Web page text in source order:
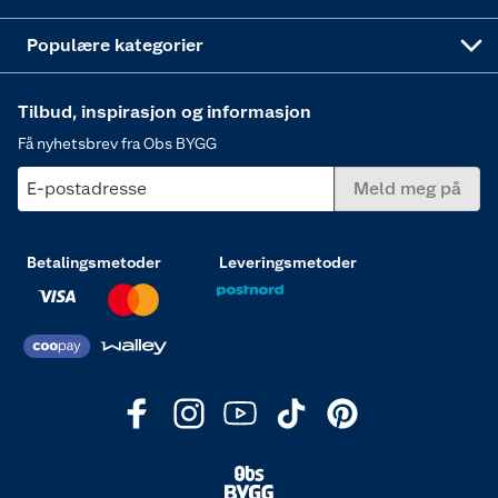
Populære kategorier
Tilbud, inspirasjon og informasjon
Få nyhetsbrev fra Obs BYGG
E-postadresse Meld meg på
Betalingsmetoder Leveringsmetoder